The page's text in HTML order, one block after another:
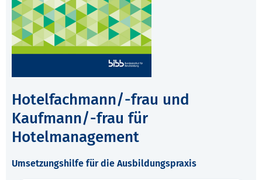
Hotelfachmann/-frau und
Kaufmann/-frau für
Hotelmanagement
Umsetzungshilfe für die Ausbildungspraxis